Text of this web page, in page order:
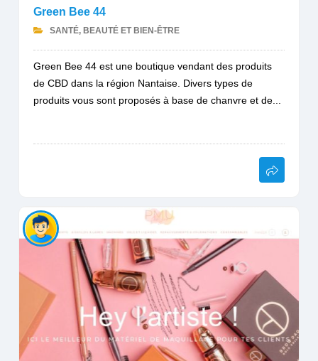
Green Bee 44
SANTÉ, BEAUTÉ ET BIEN-ÊTRE
Green Bee 44 est une boutique vendant des produits
de CBD dans la région Nantaise. Divers types de
produits vous sont proposés à base de chanvre et de...